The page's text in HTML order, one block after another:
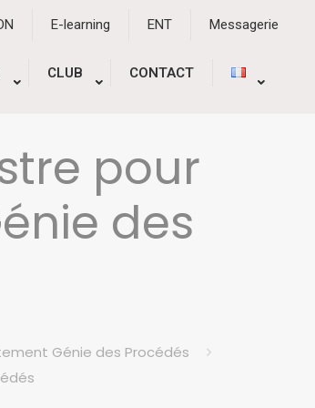
E-learning ENT Messagerie
CLUB CONTACT
pour
des
Génie des Procédés